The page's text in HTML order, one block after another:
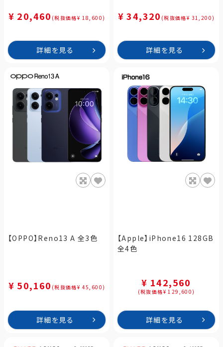
¥ 20,460 (税抜価格¥ 18,600)
詳細を見る
¥ 34,320 (税抜価格¥ 31,200)
詳細を見る
【OPPO】Reno13 A 全3色
¥ 50,160 (税抜価格¥ 45,600)
詳細を見る
【Apple】iPhone16 128GB
全4色
¥ 142,560
(税抜価格¥ 129,600)
詳細を見る